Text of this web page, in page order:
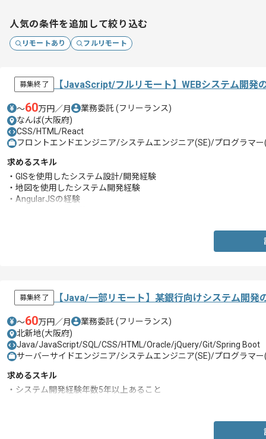
人気の条件を追加して絞り込む
リモートあり フルリモート
募集終了 【JavaScript/フルリモート】WEBシステム開発
〜60万円／月 業務委託 (フリーランス)
なんば(大阪府)
CSS/HTML/React
フロントエンドエンジニア/システムエンジニア(SE)/プログラマー
求めるスキル
・GISを使用したシステム設計/開発経験
・地図を使用したシステム開発経験
・AngularJSの経験
募集終了 【Java/一部リモート】某銀行向けシステム開発
〜60万円／月 業務委託 (フリーランス)
北新地(大阪府)
Java/JavaScript/SQL/CSS/HTML/Oracle/jQuery/Git/Spring Boot
サーバーサイドエンジニア/システムエンジニア(SE)/プログラマー
求めるスキル
・システム開発経験年数5年以上あること